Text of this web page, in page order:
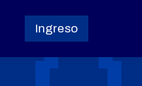
Ingreso
Ingreso